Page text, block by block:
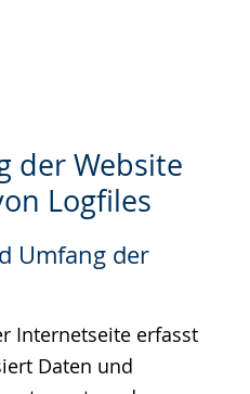
der Website
Logfiles
Umfang der
Internetseite erfasst
Daten und